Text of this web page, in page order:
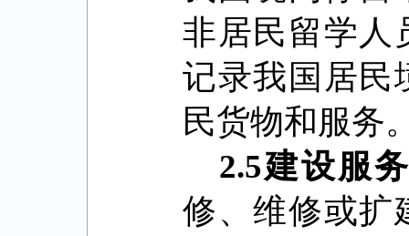
非居民留学人
记录我国居民
民货物和服务
2.5建设服
修、维修或扩